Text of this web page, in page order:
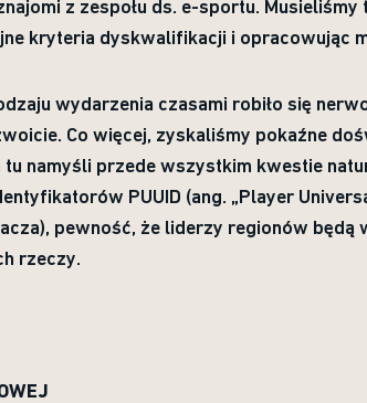
z zespołu ds. e-sportu.
kryteria dyskwalifikacji i opracowując
wydarzenia czasami robiło się
Co więcej, zyskaliśmy pokaźne
namyśli przede wszystkim kwestie
PUUID (ang. „Player
pewność, że liderzy regionów będą
rzeczy.